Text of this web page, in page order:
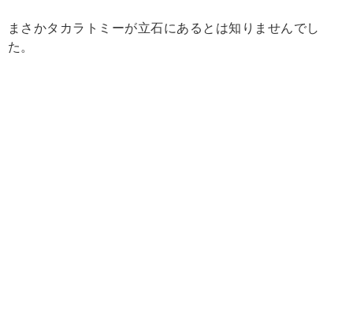
まさかタカラトミーが立石にあるとは知りませんでし
た。